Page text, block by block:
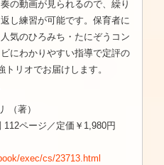
奏の動画が見られるので、繰り
返し練習が可能です。保育者に
人気のひろみち・たにぞうコン
ビにわかりやすい指導で定評の
リオでお届けします。
（著）
112ページ／定価￥1,980円
exec/cs/23713.html